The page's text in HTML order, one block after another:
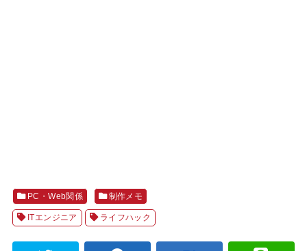
PC・Web関係 制作メモ
ITエンジニア ライフハック